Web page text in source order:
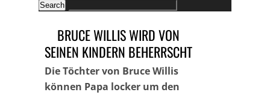
BRUCE WILLIS WIRD VON
SEINEN KINDERN BEHERRSCHT
Die Töchter von Bruce Willis
können Papa locker um den